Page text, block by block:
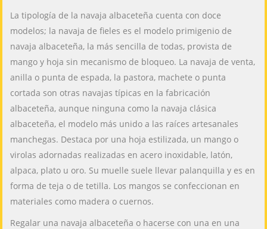
La tipología de la navaja albaceteña cuenta con doce
modelos; la navaja de fieles es el modelo primigenio de
navaja albaceteña, la más sencilla de todas, provista de
mango y hoja sin mecanismo de bloqueo. La navaja de venta,
anilla o punta de espada, la pastora, machete o punta
cortada son otras navajas típicas en la fabricación
albaceteña, aunque ninguna como la navaja clásica
albaceteña, el modelo más unido a las raíces artesanales
manchegas. Destaca por una hoja estilizada, un mango o
virolas adornadas realizadas en acero inoxidable, latón,
alpaca, plato u oro. Su muelle suele llevar palanquilla y es en
forma de teja o de tetilla. Los mangos se confeccionan en
materiales como madera o cuernos.
Regalar una navaja albaceteña o hacerse con una en una